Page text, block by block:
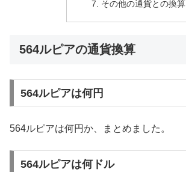
その他の通貨との換算
564ルピアの通貨換算
564ルピアは何円
564ルピアは何円か、まとめました。
564ルピアは何ドル